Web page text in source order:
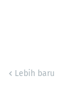
Lebih baru